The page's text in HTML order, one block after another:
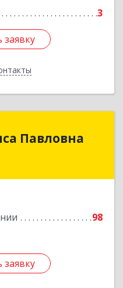
3
Павловна
98